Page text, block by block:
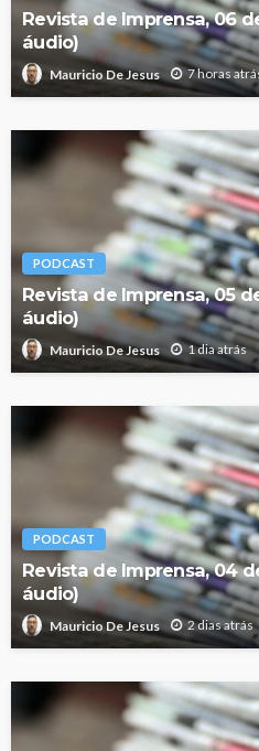
Revista de Imprensa, 06
áudio)
Mauricio De Jesus 7 horas
PODCAST
Revista de Imprensa, 05
áudio)
Mauricio De Jesus 1 dia atrás
PODCAST
Revista de Imprensa, 04
áudio)
Mauricio De Jesus 2 dias atrás